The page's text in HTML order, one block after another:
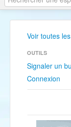
Voir toutes
OUTILS
Signaler un
Connexion